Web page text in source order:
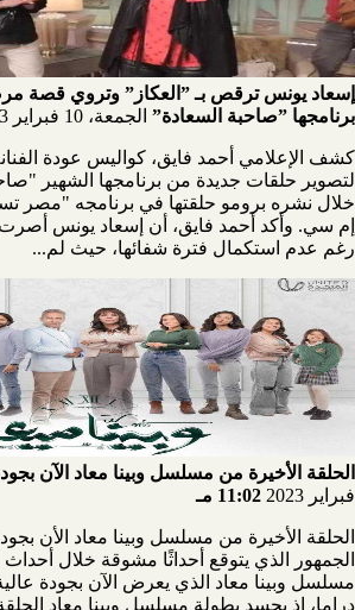
إسعاد يونس ترقص بـ ”العكاز” وتروي قصة
برنامجها ”صاحبة السعادة” الجمعة، 10 فبراير 2023
كشف الإعلامي أحمد فايق، كواليس عودة
لتصوير حلقات جديدة من برنامجها الشهير
خلال نشره برومو حلقتها في برنامجه "مصر
إم سي. وأكد أحمد فايق، أن إسعاد يونس أصرت
رغم عدم استكمال فترة شفائها، حيث لم...
الحلقة الأخيرة من مسلسل وبينا معاد الآن
فبراير 2023
11:02 مـ
الحلقة الأخيرة من مسلسل وبينا معاد الأن
الجمهور الذي يتوقع أحداثًا مشوقة خلال أحداث
مسلسل وبينا معاد الذي يعرض الآن بجودة
دراما، إذ يجسد بطولة مسلسل وبينا معاد